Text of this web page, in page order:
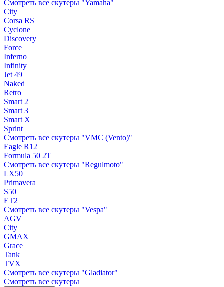
Смотреть все скутеры "Yamaha"
City
Corsa RS
Cyclone
Discovery
Force
Inferno
Infinity
Jet 49
Naked
Retro
Smart 2
Smart 3
Smart X
Sprint
Смотреть все скутеры "VMC (Vento)"
Eagle R12
Formula 50 2Т
Смотреть все скутеры "Regulmoto"
LX50
Primavera
S50
ET2
Смотреть все скутеры "Vespa"
AGV
City
GMAX
Grace
Tank
TVX
Смотреть все скутеры "Gladiator"
Смотреть все скутеры